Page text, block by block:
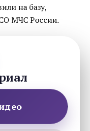
на базу,
МЧС России.